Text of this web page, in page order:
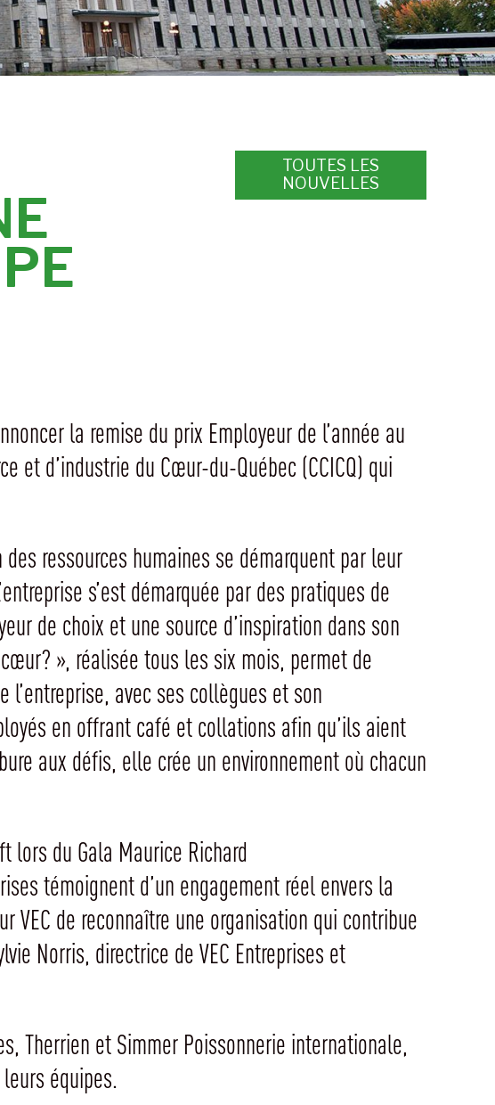
TOUTES LES
NOUVELLES
la remise du prix Employeur de l’année au
et d’industrie du Cœur-du-Québec (CCICQ) qui
ressources humaines se démarquent par leur
s’est démarquée par des pratiques de
de choix et une source d’inspiration dans son
», réalisée tous les six mois, permet de
l’entreprise, avec ses collègues et son
en offrant café et collations afin qu’ils aient
aux défis, elle crée un environnement où chacun
témoignent d’un engagement réel envers la
VEC de reconnaître une organisation qui contribue
Norris, directrice de VEC Entreprises et
Therrien et Simmer Poissonnerie internationale,
équipes.